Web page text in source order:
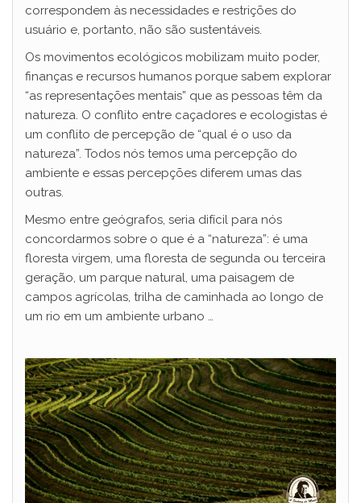
correspondem às necessidades e restrições do
usuário e, portanto, não são sustentáveis.
Os movimentos ecológicos mobilizam muito poder,
finanças e recursos humanos porque sabem explorar
“as representações mentais” que as pessoas têm da
natureza. O conflito entre caçadores e ecologistas é
um conflito de percepção de “qual é o uso da
natureza”. Todos nós temos uma percepção do
ambiente e essas percepções diferem umas das
outras.
Mesmo entre geógrafos, seria difícil para nós
concordarmos sobre o que é a “natureza”: é uma
floresta virgem, uma floresta de segunda ou terceira
geração, um parque natural, uma paisagem de
campos agrícolas, trilha de caminhada ao longo de
um rio em um ambiente urbano …